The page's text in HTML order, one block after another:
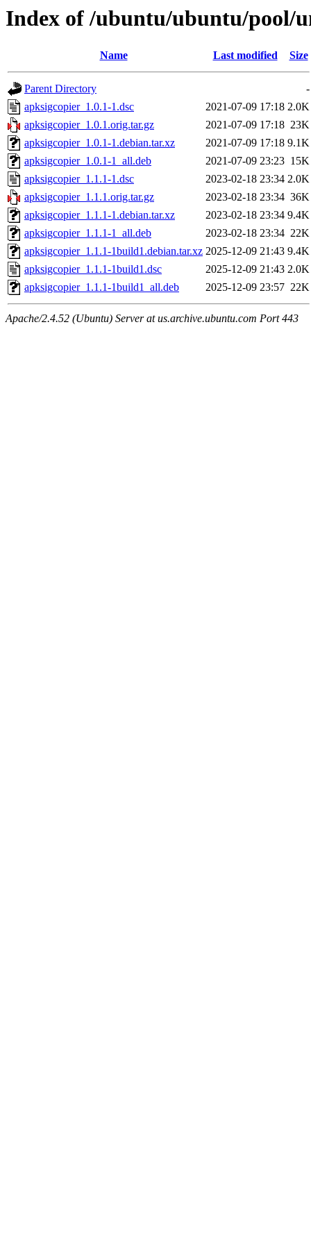
Index of /ubuntu/ubuntu/pool/
Name Last modified Size
Parent Directory
-
apksigcopier_1.0.1-1.dsc
2021-07-09 17:18 2.0K
apksigcopier_1.0.1.orig.tar.gz
2021-07-09 17:18 23K
apksigcopier_1.0.1-1.debian.tar.xz
2021-07-09 17:18 9.1K
apksigcopier_1.0.1-1_all.deb
2021-07-09 23:23 15K
apksigcopier_1.1.1-1.dsc
2023-02-18 23:34 2.0K
apksigcopier_1.1.1.orig.tar.gz
2023-02-18 23:34 36K
apksigcopier_1.1.1-1.debian.tar.xz
2023-02-18 23:34 9.4K
apksigcopier_1.1.1-1_all.deb
2023-02-18 23:34 22K
apksigcopier_1.1.1-1build1.debian.tar.xz 2025-12-09 21:43 9.4K
apksigcopier_1.1.1-1build1.dsc
2025-12-09 21:43 2.0K
apksigcopier_1.1.1-1build1_all.deb
2025-12-09 23:57 22K
Apache/2.4.52 (Ubuntu) Server at us.archive.ubuntu.com Port 443